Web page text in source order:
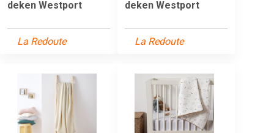
deken Westport
La Redoute
deken Westport
La Redoute